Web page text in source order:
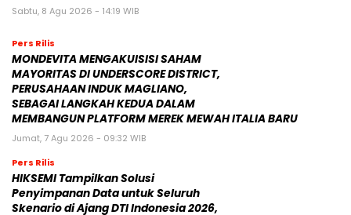
Sabtu, 8 Agu 2026 - 14:19 WIB
Pers Rilis
MONDEVITA MENGAKUISISI SAHAM
MAYORITAS DI UNDERSCORE DISTRICT,
PERUSAHAAN INDUK MAGLIANO,
SEBAGAI LANGKAH KEDUA DALAM
MEMBANGUN PLATFORM MEREK MEWAH ITALIA BARU
Jumat, 7 Agu 2026 - 09:32 WIB
Pers Rilis
HIKSEMI Tampilkan Solusi
Penyimpanan Data untuk Seluruh
Skenario di Ajang DTI Indonesia 2026,